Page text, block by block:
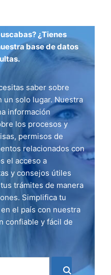
¿Tienes
base de datos
saber sobre
solo lugar. Nuestra
información
los procesos y
permisos de
relacionados con
el acceso a
y consejos útiles
trámites de manera
Simplifica tu
el país con nuestra
confiable y fácil de